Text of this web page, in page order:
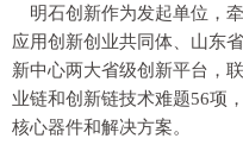
明石创新作为发起单位，
应用创新创业共同体、山东
新中心两大省级创新平台，
业链和创新链技术难题56项
核心器件和解决方案。